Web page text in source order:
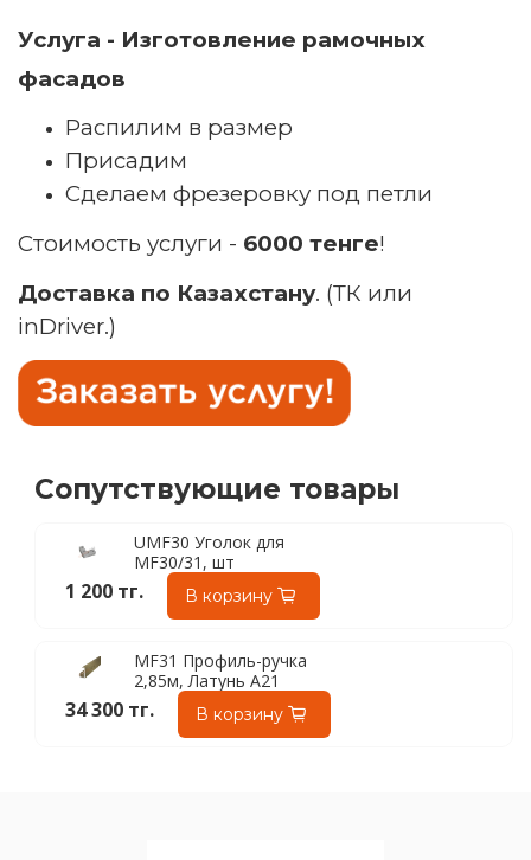
Услуга - Изготовление рамочных
фасадов
Распилим в размер
Присадим
Сделаем фрезеровку под петли
Стоимость услуги - 6000 тенге!
Доставка по Казахстану. (ТК или
inDriver.)
Сопутствующие товары
UMF30 Уголок для
MF30/31, шт
1 200 тг. В корзину
MF31 Профиль-ручка
2,85м, Латунь A21
34 300 тг. В корзину